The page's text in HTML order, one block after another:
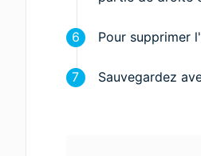
Pour supprimer
Sauvegardez